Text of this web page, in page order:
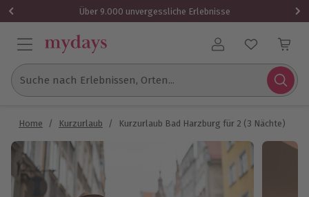
Über 9.000 unvergessliche Erlebnisse
Benutzerkonto
Suche nach Erlebnissen, Orten...
Home / Kurzurlaub / Kurzurlaub Bad Harzburg für 2 (3 Nächte)